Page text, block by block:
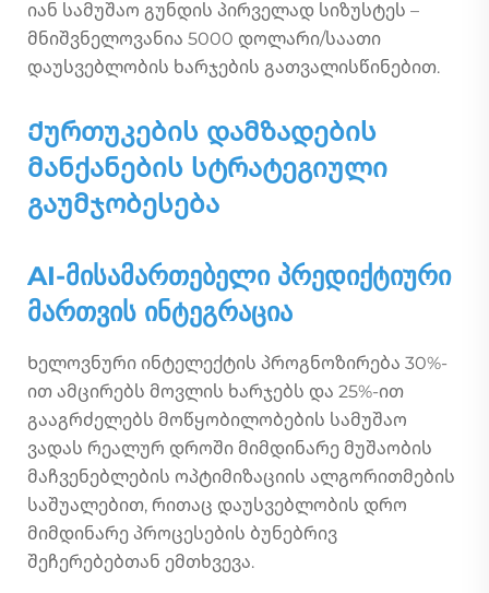
იან სამუშაო გუნდის პირველად სიზუსტეს –
მნიშვნელოვანია 5000 დოლარი/საათი
დაუსვებლობის ხარჯების გათვალისწინებით.
Ქურთუკების დამზადების
მანქანების სტრატეგიული
გაუმჯობესება
AI-მისამართებელი პრედიქტიური
მართვის ინტეგრაცია
Ხელოვნური ინტელექტის პროგნოზირება 30%-
ით ამცირებს მოვლის ხარჯებს და 25%-ით
გააგრძელებს მოწყობილობების სამუშაო
ვადას რეალურ დროში მიმდინარე მუშაობის
მაჩვენებლების ოპტიმიზაციის ალგორითმების
საშუალებით, რითაც დაუსვებლობის დრო
მიმდინარე პროცესების ბუნებრივ
შეჩერებებთან ემთხვევა.